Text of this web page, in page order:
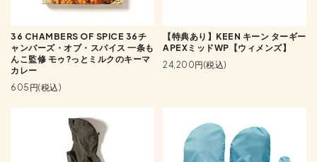
36 CHAMBERS OF SPICE 36チ
ャンバーズ・オブ・スパイス 一条も
んこ監修 モゥ?っとミルクのキーマ
カレー
605円(税込)
【特典あり】KEEN キーン ターギー
APEXミッドWP【ウィメンズ】
24,200円(税込)